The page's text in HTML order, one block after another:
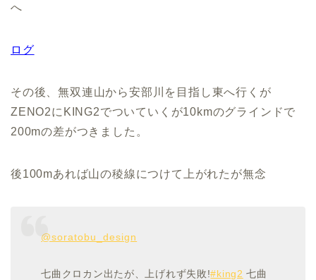
へ
ログ
その後、無双連山から安部川を目指し東へ行くが
ZENO2にKING2でついていくが10kmのグラインドで
200mの差がつきました。
後100mあれば山の稜線につけて上がれたが無念
@soratobu_design
七曲クロカン出たが、上げれず失敗!#king2 七曲